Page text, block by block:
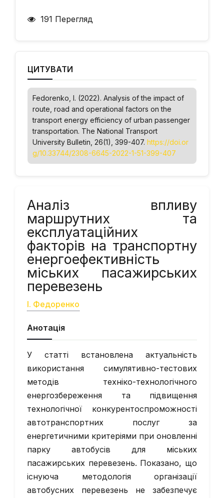
191 Перегляд
ЦИТУВАТИ
Fedorenko, І. (2022). Analysis of the impact of
route, road and operational factors on the
transport energy efficiency of urban passenger
transportation. The National Transport
University Bulletin , 26(1), 399-407. https://doi.or
g/10.33744/2308-6645-2022-1-51-399-407
Аналіз впливу
маршрутних та
експлуатаційних
факторів на транспортну
енергоефективність
міських пасажирських
перевезень
І. Федоренко
Анотація
У статті встановлена актуальність
використання симулятивно-тестових
методів техніко-технологічного
енергозбереження та підвищення
технологічної конкурентоспроможності
автотранспортних послуг за
енергетичними критеріями при оновленні
парку автобусів для міських
пасажирських перевезень. Показано, що
існуюча методологія організації
автобусних перевезень не забезпечує